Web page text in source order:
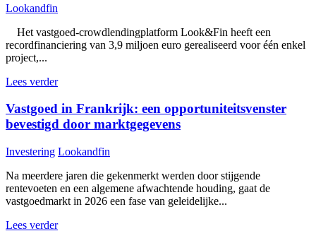
Lookandfin
Het vastgoed-crowdlendingplatform Look&Fin heeft een
recordfinanciering van 3,9 miljoen euro gerealiseerd voor één enkel
project,...
Lees verder
Vastgoed in Frankrijk: een opportuniteitsvenster
bevestigd door marktgegevens
Investering Lookandfin
Na meerdere jaren die gekenmerkt werden door stijgende
rentevoeten en een algemene afwachtende houding, gaat de
vastgoedmarkt in 2026 een fase van geleidelijke...
Lees verder